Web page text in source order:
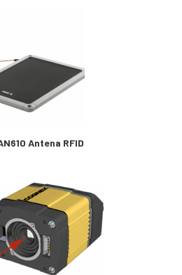
Antena RFID